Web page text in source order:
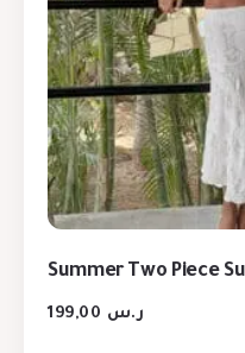
Summer Two Piece
ر.س